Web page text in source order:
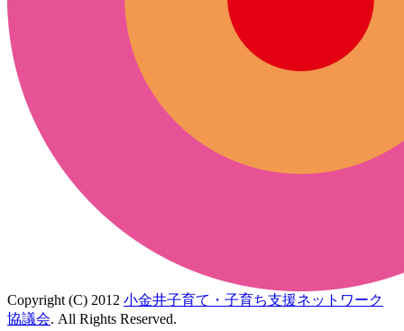
Copyright (C) 2012 小金井子育て・子育ち支援ネットワーク
協議会. All Rights Reserved.